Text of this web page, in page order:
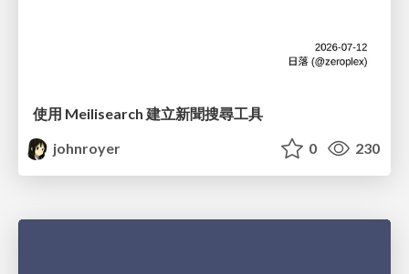
使用 Meilisearch 建立新聞搜尋工具
johnroyer
0 230